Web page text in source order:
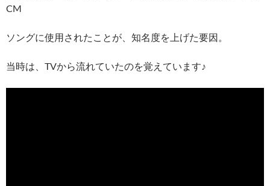
CM
ソングに使用されたことが、知名度を上げた要因。
当時は、TVから流れていたのを覚えています♪